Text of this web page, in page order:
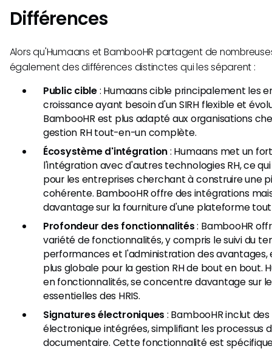
Différences
Alors qu'Humaans et BambooHR partagent de
également des différences distinctes qui les séparent :
Public cible: Humaans cible principalement les
croissance ayant besoin d'un SIRH flexible et
BambooHR est plus adapté aux organisations
gestion RH tout-en-un complète.
Écosystème d'intégration: Humaans met un
l'intégration avec d'autres technologies RH, ce
pour les entreprises cherchant à construire une
cohérente. BambooHR offre des intégrations
davantage sur la fourniture d'une plateforme
Profondeur des fonctionnalités: BambooHR
variété de fonctionnalités, y compris le suivi du
performances et l'administration des avantages,
plus globale pour la gestion RH de bout en bout.
en fonctionnalités, se concentre davantage sur
essentielles des HRIS.
Signatures électroniques : BambooHR inclut
électronique intégrées, simplifiant les processus
documentaire. Cette fonctionnalité est